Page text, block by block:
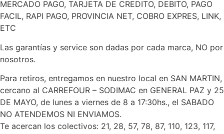
MERCADO PAGO, TARJETA DE CREDITO, DEBITO, PAGO
FACIL, RAPI PAGO, PROVINCIA NET, COBRO EXPRES, LINK,
ETC
Las garantías y service son dadas por cada marca, NO por
nosotros.
Para retiros, entregamos en nuestro local en SAN MARTIN,
cercano al CARREFOUR – SODIMAC en GENERAL PAZ y 25
DE MAYO, de lunes a viernes de 8 a 17:30hs., el SABADO
NO ATENDEMOS NI ENVIAMOS.
Te acercan los colectivos: 21, 28, 57, 78, 87, 110, 123, 117,